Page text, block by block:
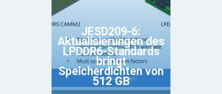
JESD209-6:
Aktualisierungen des
LPDDR6-Standards
bringt
Speicherdichten von
512 GB